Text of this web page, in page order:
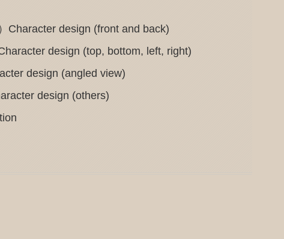
Character design (front and back)
design (top, bottom, left, right)
design (angled view)
design (others)